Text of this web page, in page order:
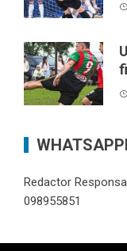
Redactor
098955851